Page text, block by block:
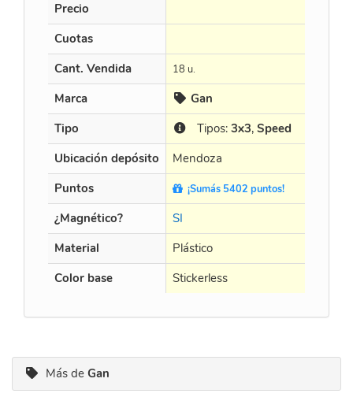
Precio
Cuotas
Cant. Vendida
18 u.
Marca
Gan
Tipo
Tipos: 3x3, Speed
Ubicación depósito
Mendoza
Puntos
¡Sumás 5402 puntos!
¿Magnético?
SI
Material
Plástico
Color base
Stickerless
Más de Gan